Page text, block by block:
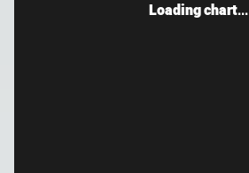
Loading chart...